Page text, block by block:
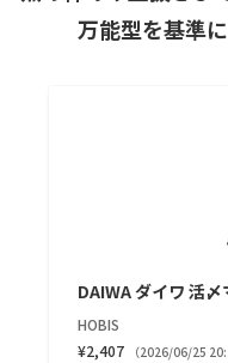
万能型を基準
DAIWA ダイワ 活
HOBIS
¥2,407
（2026/06/25